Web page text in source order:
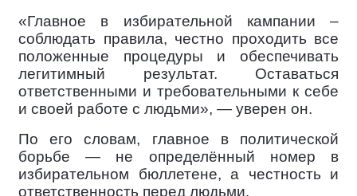
«Главное в избирательной кампании –
соблюдать правила, честно проходить все
положенные процедуры и обеспечивать
легитимный результат. Оставаться
ответственными и требовательными к себе
и своей работе с людьми», — уверен он.
По его словам, главное в политической
борьбе — не определённый номер в
избирательном бюллетене, а честность и
ответственность перед людьми.